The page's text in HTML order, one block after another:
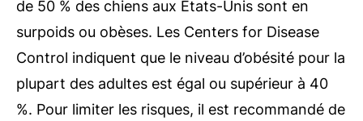
de 50 % des chiens aux États-Unis sont en
surpoids ou obèses. Les Centers for Disease
Control indiquent que le niveau d’obésité pour la
plupart des adultes est égal ou supérieur à 40
%. Pour limiter les risques, il est recommandé de